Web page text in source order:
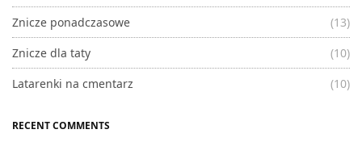
Znicze ponadczasowe
(13)
Znicze dla taty
(10)
Latarenki na cmentarz
(10)
RECENT COMMENTS